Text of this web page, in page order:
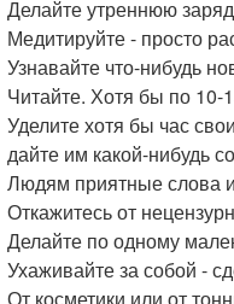
Делайте утреннюю
Медитируйте - просто
Узнавайте что-нибудь
Читайте. Хотя бы по 10-
Уделите хотя бы час
дайте им какой-нибудь
Людям приятные слова
Откажитесь от
Делайте по одному
Ухаживайте за собой -